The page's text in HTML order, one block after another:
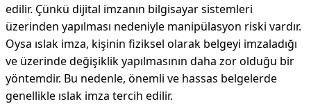
edilir. Çünkü dijital imzanın bilgisayar sistemleri
üzerinden yapılması nedeniyle manipülasyon riski vardır.
Oysa ıslak imza, kişinin fiziksel olarak belgeyi imzaladığı
ve üzerinde değişiklik yapılmasının daha zor olduğu bir
yöntemdir. Bu nedenle, önemli ve hassas belgelerde
genellikle ıslak imza tercih edilir.